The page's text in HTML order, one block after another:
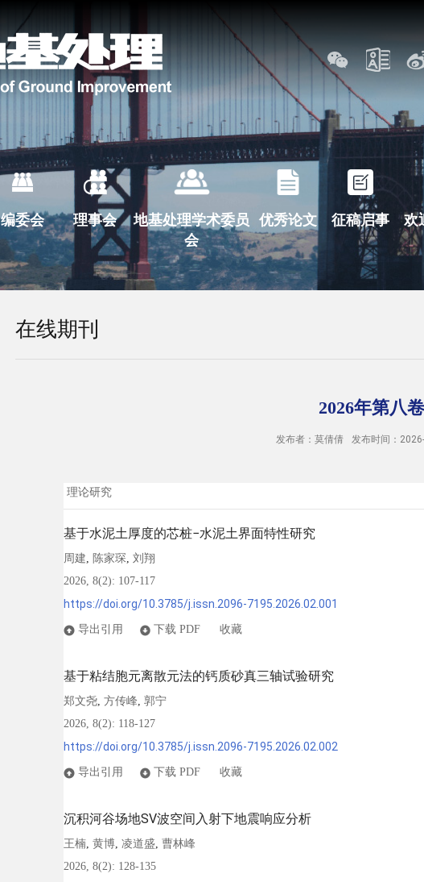
编委会 理事会
地基处理学术委员
会
优秀论文 征稿启事 欢
在线期刊
2026年第八
发布者：莫倩倩 发布时间：
理论研究
基于水泥土厚度的芯桩−水泥土界面特性研究
周建, 陈家琛, 刘翔
2026, 8(2): 107-117
https://doi.org/10.3785/j.issn.2096-7195.2026.02.001
导出引用 下载 PDF 收藏
基于粘结胞元离散元法的钙质砂真三轴试验研究
郑文尧, 方传峰, 郭宁
2026, 8(2): 118-127
https://doi.org/10.3785/j.issn.2096-7195.2026.02.002
导出引用 下载 PDF 收藏
沉积河谷场地SV波空间入射下地震响应分析
王楠, 黄博, 凌道盛, 曹林峰
2026, 8(2): 128-135